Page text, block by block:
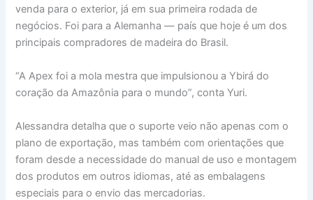
venda para o exterior, já em sua primeira rodada de
negócios. Foi para a Alemanha — país que hoje é um dos
principais compradores de madeira do Brasil.
“A Apex foi a mola mestra que impulsionou a Ybirá do
coração da Amazônia para o mundo”, conta Yuri.
Alessandra detalha que o suporte veio não apenas com o
plano de exportação, mas também com orientações que
foram desde a necessidade do manual de uso e montagem
dos produtos em outros idiomas, até as embalagens
especiais para o envio das mercadorias.